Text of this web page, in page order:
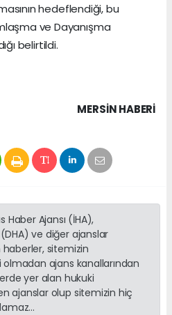
hedeflendiği, bu
ve Dayanışma
belirtildi.
MERSIN HABERİ
Haber Ajansı (İHA),
ve diğer ajanslar
sitemizin
ajans kanallarından
yer alan hukuki
ajanslar olup sitemizin hiç